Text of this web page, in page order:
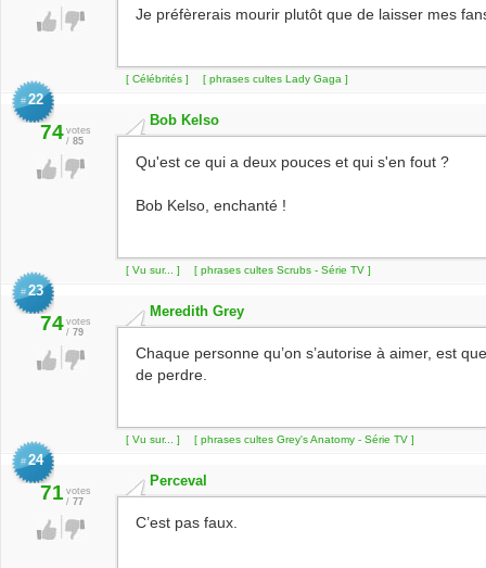
Je préfèrerais mourir plutôt que de laisser mes
[ Célébrités ] [ phrases cultes Lady Gaga ]
# 22
74 votes
/ 85
Bob Kelso
Qu'est ce qui a deux pouces et qui s'en fout ?
Bob Kelso, enchanté !
[ Vu sur... ] [ phrases cultes Scrubs - Série TV ]
# 23
74 votes
/ 79
Meredith Grey
Chaque personne qu’on s’autorise à aimer, est
de perdre.
[ Vu sur... ] [ phrases cultes Grey's Anatomy - Série TV ]
# 24
71 votes
/ 77
Perceval
C’est pas faux.